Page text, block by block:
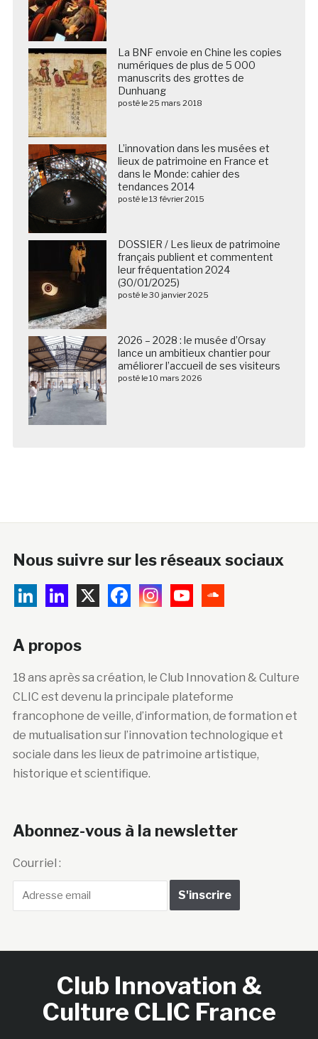
La BNF envoie en Chine les copies
numériques de plus de 5 000
manuscrits des grottes de
Dunhuang
posté le 25 mars 2018
L’innovation dans les musées et
lieux de patrimoine en France et
dans le Monde: cahier des
tendances 2014
posté le 13 février 2015
DOSSIER / Les lieux de patrimoine
français publient et commentent
leur fréquentation 2024
(30/01/2025)
posté le 30 janvier 2025
2026 – 2028 : le musée d’Orsay
lance un ambitieux chantier pour
améliorer l’accueil de ses visiteurs
posté le 10 mars 2026
Nous suivre sur les réseaux sociaux
A propos
18 ans après sa création, le Club Innovation & Culture
CLIC est devenu la principale plateforme
francophone de veille, d’information, de formation et
de mutualisation sur l’innovation technologique et
sociale dans les lieux de patrimoine artistique,
historique et scientifique.
Abonnez-vous à la newsletter
Courriel :
Club Innovation &
Culture CLIC France